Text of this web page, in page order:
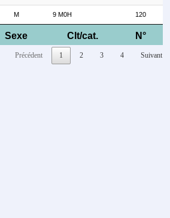
Sexe Clt/cat. N°
M 9 M0H 120
Précédent 1 2 3 4 Suivant